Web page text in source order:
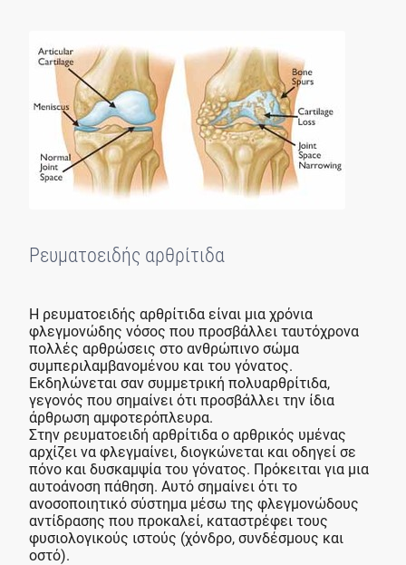
Ρευματοειδής αρθρίτιδα
Η ρευματοειδής αρθρίτιδα είναι μια χρόνια
φλεγμονώδης νόσος που προσβάλλει ταυτόχρονα
πολλές αρθρώσεις στο ανθρώπινο σώμα
συμπεριλαμβανομένου και του γόνατος.
Εκδηλώνεται σαν συμμετρική πολυαρθρίτιδα,
γεγονός που σημαίνει ότι προσβάλλει την ίδια
άρθρωση αμφοτερόπλευρα.
Στην ρευματοειδή αρθρίτιδα ο αρθρικός υμένας
αρχίζει να φλεγμαίνει, διογκώνεται και οδηγεί σε
πόνο και δυσκαμψία του γόνατος. Πρόκειται για μια
αυτοάνοση πάθηση. Αυτό σημαίνει ότι το
ανοσοποιητικό σύστημα μέσω της φλεγμονώδους
αντίδρασης που προκαλεί, καταστρέφει τους
φυσιολογικούς ιστούς (χόνδρο, συνδέσμους και
οστό).